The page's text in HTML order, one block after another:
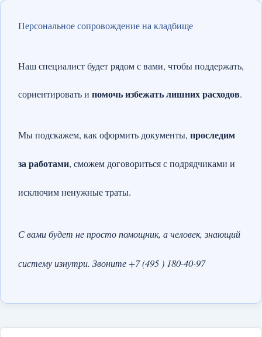
Персональное сопровождение на кладбище
Наш специалист будет рядом с вами, чтобы поддержать,
сориентировать и помочь избежать лишних расходов.
Мы подскажем, как оформить документы, проследим
за работами, сможем договориться с подрядчиками и
исключим ненужные траты.
С вами будет не просто помощник, а человек, знающий
систему изнутри. Звоните +7 (495 ) 180-40-97